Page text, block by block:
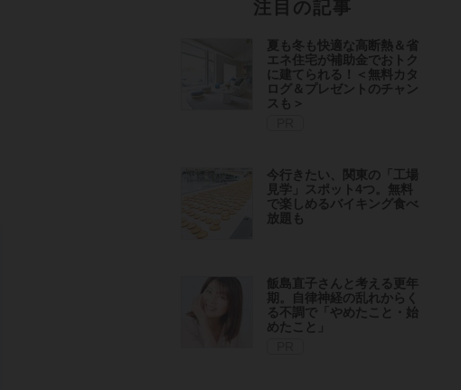
注目の記事
夏も冬も快適な高断熱＆省
エネ住宅が補助金でおトク
に建てられる！＜無料カタ
ログ＆プレゼントのチャン
スも＞
今行きたい、関東の「工場
見学」スポット4つ。無料
で楽しめるバイキング食べ
放題も
飯島直子さんと考える更年
期。自律神経の乱れからく
る不調で「やめたこと・始
めたこと」